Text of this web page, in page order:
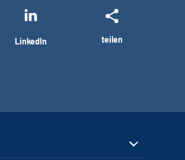
LinkedIn teilen